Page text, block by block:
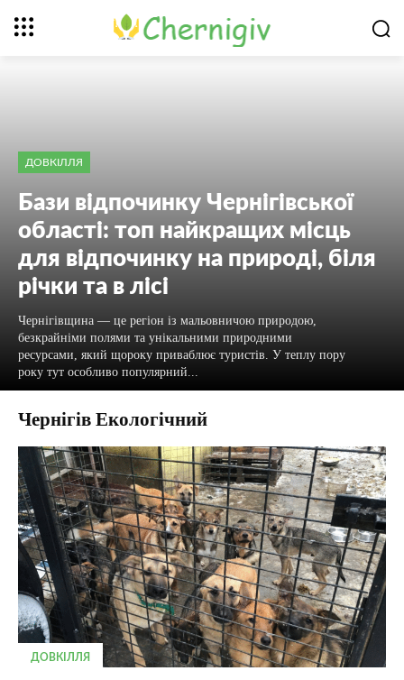
ДОВКІЛЛЯ
Бази відпочинку Чернігівської
області: топ найкращих місць
для відпочинку на природі, біля
річки та в лісі
Чернігівщина — це регіон із мальовничою природою,
безкрайніми полями та унікальними природними
ресурсами, який щороку приваблює туристів. У теплу пору
року тут особливо популярний...
Чернігів Екологічний
ДОВКІЛЛЯ